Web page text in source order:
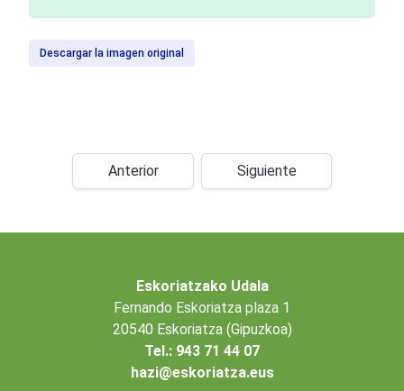
Descargar la imagen original
Anterior Siguiente
Eskoriatzako Udala
Fernando Eskoriatza plaza 1
20540 Eskoriatza (Gipuzkoa)
Tel.: 943 71 44 07
hazi@eskoriatza.eus